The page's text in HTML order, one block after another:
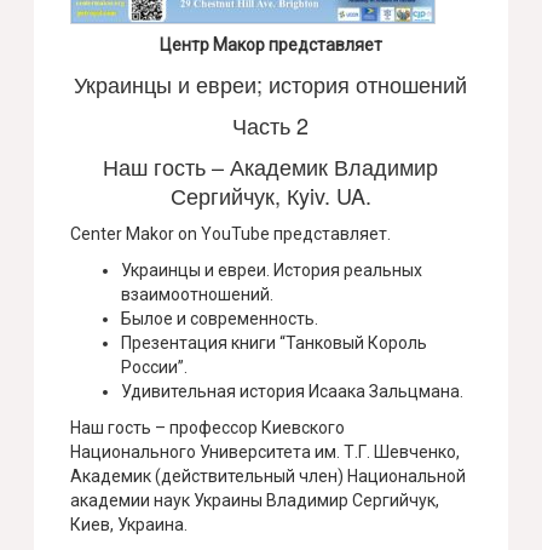
Центр Макор представляет
Украинцы и евреи; история отношений
Часть 2
Наш гость – Академик Владимир
Сергийчук, Кyiv. UA.
Center Makor on YouTube представляет.
Украинцы и евреи. История реальных
взаимоотношений.
Былое и современность.
Презентация книги “Танковый Король
России”.
Удивительная история Исаака Зальцмана.
Наш гость – профессор Киевского
Национального Университета им. Т.Г. Шевченко,
Академик (действительный член) Национальной
академии наук Украины Владимир Сергийчук,
Киев, Украина.